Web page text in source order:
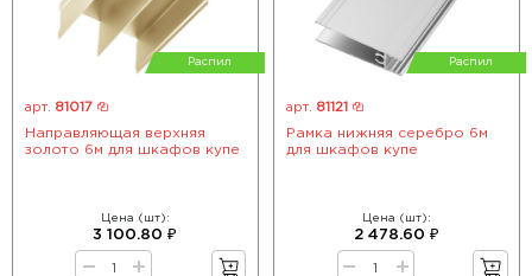
Распил
арт. 81017
Направляющая верхняя
золото 6м для шкафов купе
Цена (шт):
3 100.80 ₽
Распил
арт. 81121
Рамка нижняя серебро 6м
для шкафов купе
Цена (шт):
2 478.60 ₽